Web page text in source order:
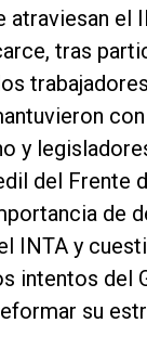
atraviesan el
tras
y
del Frente
de
INTA y
intentos del
su